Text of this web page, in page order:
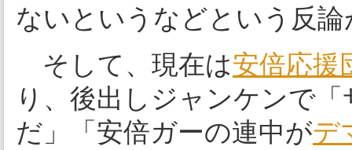
ないというなどという反
そして、現在は安倍応援
り、後出しジャンケンで
だ」「安倍ガーの連中がデ